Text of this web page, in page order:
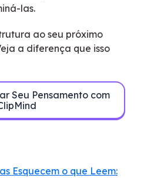
las.
ao seu próximo
a diferença que isso
Seu Pensamento com
Esquecem o que Leem: